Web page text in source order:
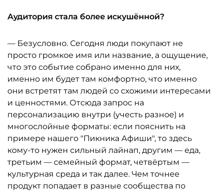
Аудитория стала более искушённой?
— Безусловно. Сегодня люди покупают не
просто громкое имя или название, а ощущение,
что это событие собрано именно для них,
именно им будет там комфортно, что именно
они встретят там людей со схожими интересами
и ценностями. Отсюда запрос на
персонализацию внутри (учесть разное) и
многослойные форматы: если пояснить на
примере нашего "Пикника Афиши", то здесь
кому-то нужен сильный лайнап, другим — еда,
третьим — семейный формат, четвёртым —
культурная среда и так далее. Чем точнее
продукт попадает в разные сообщества по